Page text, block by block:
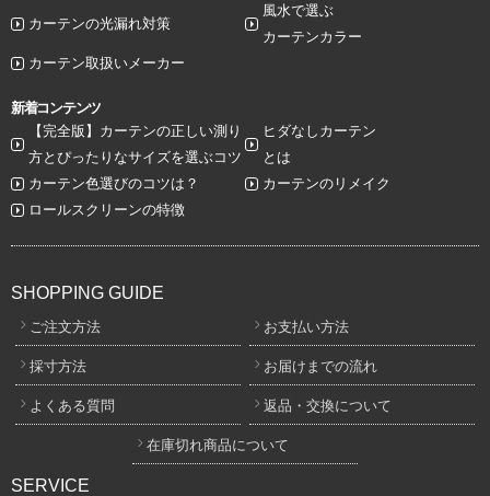
カーテンの光漏れ対策
風水で選ぶ
カーテンカラー
カーテン取扱いメーカー
新着コンテンツ
【完全版】カーテンの正しい測り
方とぴったりなサイズを選ぶコツ
ヒダなしカーテン
とは
カーテン色選びのコツは？
カーテンのリメイク
ロールスクリーンの特徴
SHOPPING GUIDE
ご注文方法 お支払い方法
採寸方法 お届けまでの流れ
よくある質問 返品・交換について
在庫切れ商品について
SERVICE